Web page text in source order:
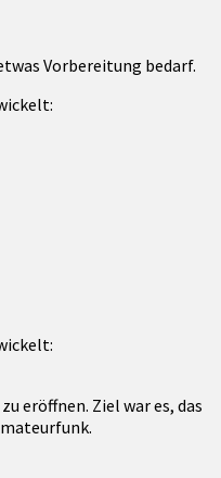
Vorbereitung bedarf.
eröffnen. Ziel war es, das